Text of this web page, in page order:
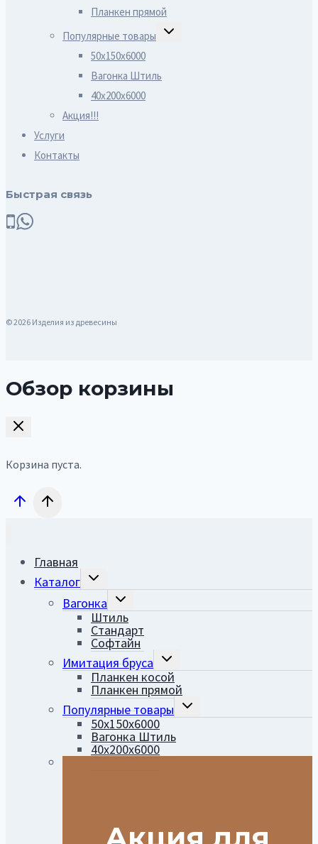
Планкен прямой
Популярные товары
ПЕРЕКЛЮЧИТЬ
50х150х6000
Вагонка Штиль
40х200х6000
Акция!!!
Услуги
Контакты
Быстрая связь
© 2026 Изделия из древесины
Обзор корзины
Корзина пуста.
Главная
Каталог
ПЕРЕКЛЮЧИТЬ
Вагонка
ПЕРЕКЛЮЧИТЬ
МЕНЮ
Штиль
Стандарт
Софтайн
Имитация бруса
ПЕРЕКЛЮЧИТЬ
МЕНЮ
Планкен косой
Планкен прямой
Популярные товары
ПЕРЕКЛЮЧИТЬ
50х150х6000
Вагонка Штиль
40х200х6000